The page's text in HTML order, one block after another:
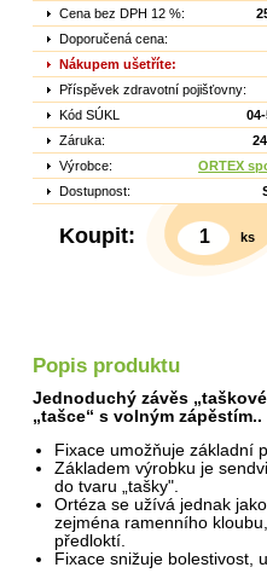
Cena bez DPH 12 %:
Doporučená cena:
Nákupem ušetříte:
Příspěvek zdravotní pojišťovny:
Kód SÚKL
Záruka:
Výrobce:
ORTEX
Dostupnost:
Koupit: ks
Popis produktu
Jednoduchý závěs
„tašce“ s volným zápěstím..
Fixace umožňuje základní
Základem výrobku je
do tvaru „tašky".
Ortéza se užívá jednak
zejména ramenního
předloktí.
Fixace snižuje bolestivost,